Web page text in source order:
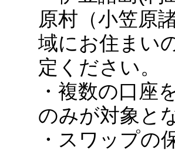
原村（小笠原
域にお住まい
定ください。
・複数の口座
のみが対象と
・スワップの